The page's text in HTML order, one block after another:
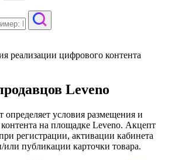
реализации цифрового контента
Leveno
условия размещения и
на площадке Leveno. Акцепт
регистрации, активации кабинета
или публикации карточки товара.